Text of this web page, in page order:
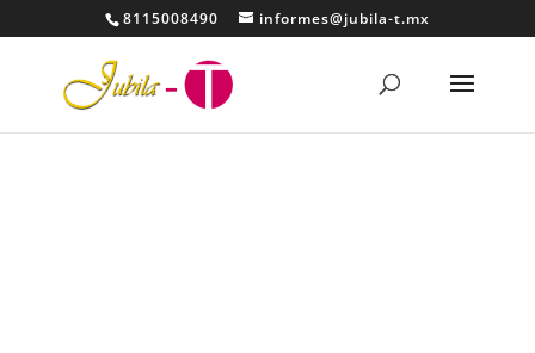
8115008490 informes@jubila-t.mx